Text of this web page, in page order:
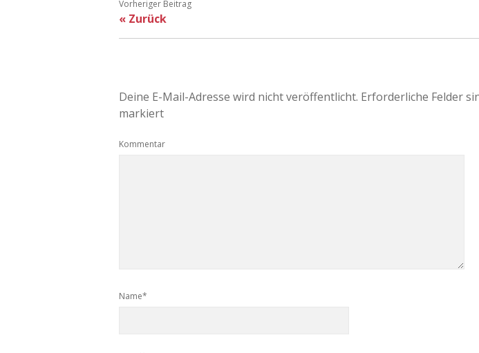
Vorheriger Beitrag
« Zurück
Deine E-Mail-Adresse wird nicht veröffentlicht. Erforderliche Felder
markiert
Kommentar
Name*